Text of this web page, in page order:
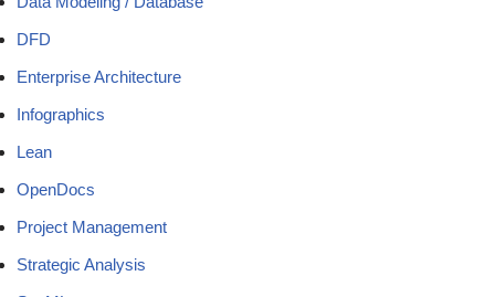
DFD
Enterprise Architecture
Infographics
Lean
OpenDocs
Project Management
Strategic Analysis